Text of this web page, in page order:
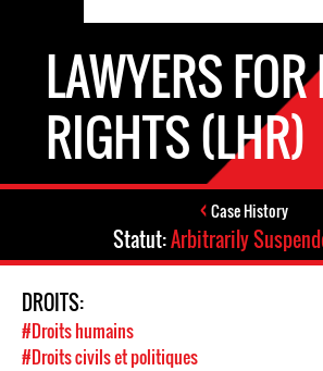
LAWYERS
RIGHTS (LHR)
Case History
Statut:Arbitrarily
DROITS:
#Droits humains
#Droits civils et politiques